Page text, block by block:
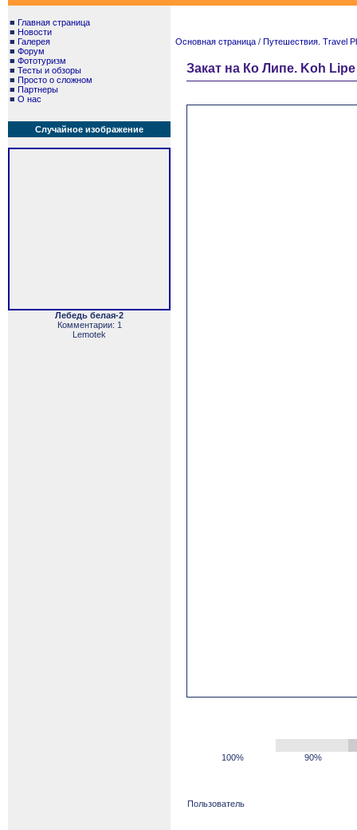
■ Главная страница
■ Новости
■ Галерея
■ Форум
■ Фототуризм
■ Тесты и обзоры
■ Просто о сложном
■ Партнеры
■ О нас
Случайное изображение
Лебедь белая-2
Комментарии: 1
Lemotek
Основная страница / Путешествия. Travel
Закат на Ко Липе. Koh
100% 90%
Пользователь